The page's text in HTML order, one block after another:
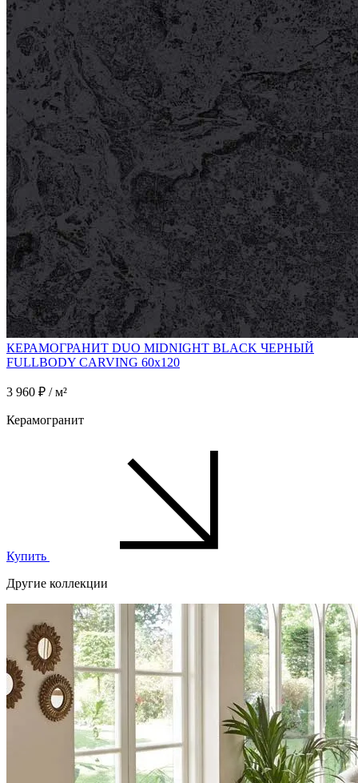
КЕРАМОГРАНИТ DUO MIDNIGHT BLACK ЧЕРНЫЙ
FULLBODY CARVING 60x120
3 960 ₽ / м²
Керамогранит
Купить
Другие коллекции